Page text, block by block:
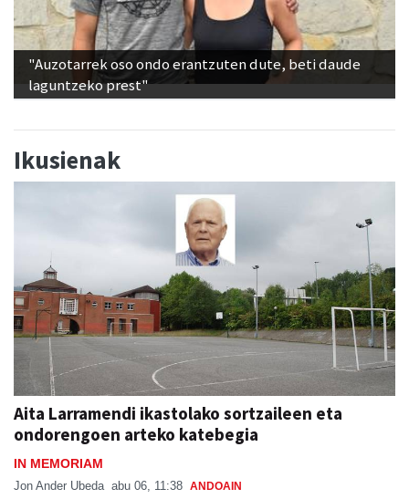
"Auzotarrek oso ondo erantzuten dute, beti daude
laguntzeko prest"
Ikusienak
Aita Larramendi ikastolako sortzaileen eta
ondorengoen arteko katebegia
IN MEMORIAM
Jon Ander Ubeda abu 06, 11:38 ANDOAIN